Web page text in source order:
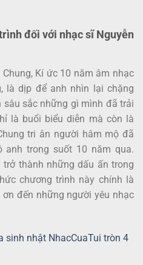
đối với nhạc sĩ Nguyễn
Kí ức 10 năm âm nhạc
là dịp để anh nhìn lại chặng
sắc những gì mình đã trải
là buổi biểu diễn mà còn là
tri ân người hâm mộ đã
anh trong suốt 10 năm qua.
thành những dấu ấn trong
chương trình này chính là
đến những người yêu nhạc
sinh nhật NhacCuaTui tròn 4